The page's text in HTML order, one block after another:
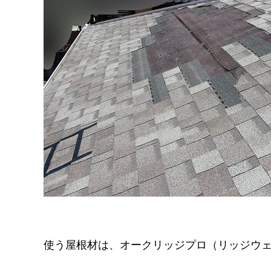
使う屋根材は、オークリッジプロ（リッジウ